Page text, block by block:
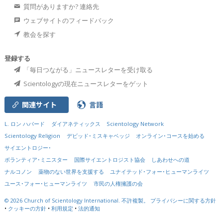
質問がありますか? 連絡先
ウェブサイトのフィードバック
教会を探す
登録する
「毎日つながる」ニュースレターを受け取る
Scientologyの現在ニュースレターをゲット
関連サイト 言語
L. ロン ハバード ダイアネティックス
Scientology Network
Scientology Religion
デビッド･ミスキャベッジ
オンライン･コースを始める
サイエントロジー･
ボランティア･ミニスター
国際サイエントロジスト協会
しあわせへの道
ナルコノン
薬物のない世界を支援する
ユナイテッド･フォー･ヒューマンライツ
ユース･フォー･ヒューマンライツ
市民の人権擁護の会
© 2026 Church of Scientology International. 不許複製。 プライバシーに関する方針
• クッキーの方針 • 利用規定 • 法的通知